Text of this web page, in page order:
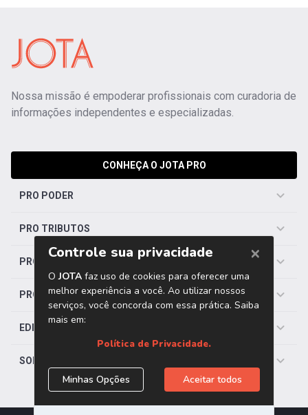
Nossa missão é empoderar profissionais com curadoria de
informações independentes e especializadas.
CONHEÇA O JOTA PRO
PRO PODER
PRO TRIBUTOS
PRO TRABALHISTA
PRO SAÚDE
EDITORIAS
SOBRE O JOTA